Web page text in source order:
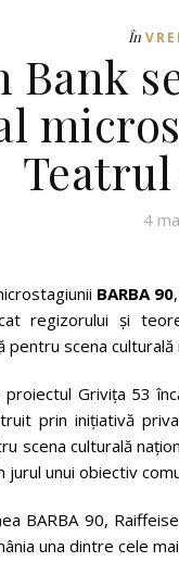
În
Bank
4
BARBA 90
regizorului și
scena
Grivița 53
prin inițiativă
scena culturală
unui obiectiv
BARBA 90,
una dintre cele